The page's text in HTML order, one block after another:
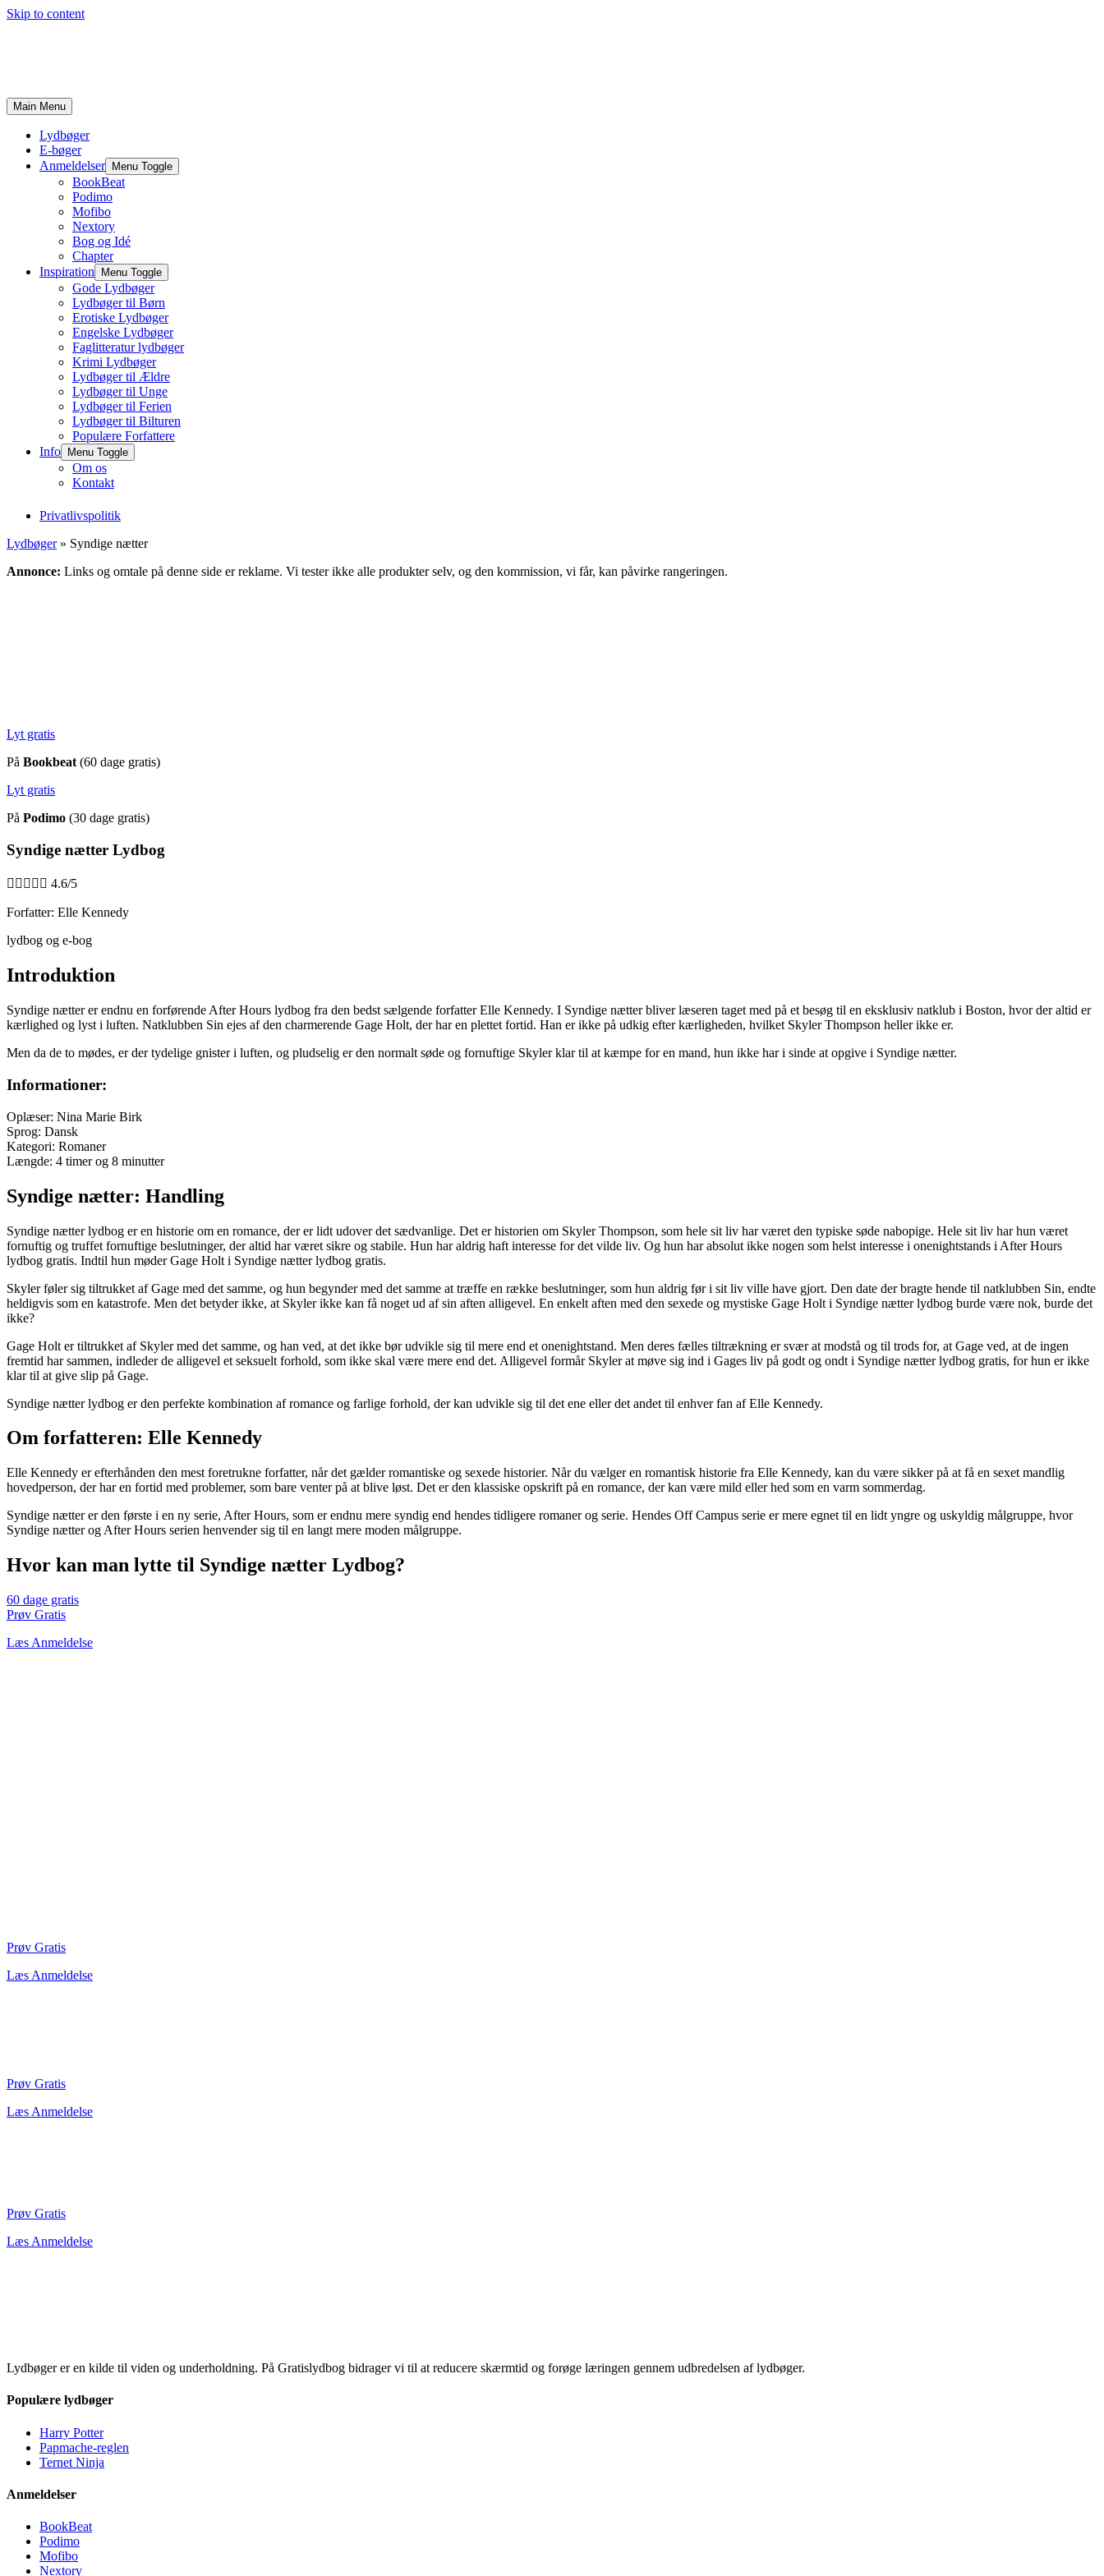
Skip to content
Main Menu
Lydbøger
E-bøger
Anmeldelser
Menu Toggle
BookBeat
Podimo
Mofibo
Nextory
Bog og Idé
Chapter
Inspiration
Menu Toggle
Gode Lydbøger
Lydbøger til Børn
Erotiske Lydbøger
Engelske Lydbøger
Faglitteratur lydbøger
Krimi Lydbøger
Lydbøger til Ældre
Lydbøger til Unge
Lydbøger til Ferien
Lydbøger til Bilturen
Populære Forfattere
Info
Menu Toggle
Om os
Kontakt
Privatlivspolitik
Lydbøger» Syndige nætter
Annonce: Links og omtale på denne side er reklame. Vi tester ikke alle produkter selv, og den kommission, vi får, kan påvirke rangeringen.
Lyt gratis
På Bookbeat (60 dage gratis)
Lyt gratis
På Podimo (30 dage gratis)
Syndige nætter Lydbog
     4.6/5
Forfatter: Elle Kennedy
lydbog og e-bog
Introduktion
Syndige nætter er endnu en forførende After Hours lydbog fra den bedst sælgende forfatter Elle Kennedy. I Syndige nætter bliver læseren taget med på et besøg til en eksklusiv natklub i Boston, hvor der altid er
kærlighed og lyst i luften. Natklubben Sin ejes af den charmerende Gage Holt, der har en plettet fortid. Han er ikke på udkig efter kærligheden, hvilket Skyler Thompson heller ikke er.
Men da de to mødes, er der tydelige gnister i luften, og pludselig er den normalt søde og fornuftige Skyler klar til at kæmpe for en mand, hun ikke har i sinde at opgive i Syndige nætter.
Informationer:
Oplæser: Nina Marie Birk
Sprog: Dansk
Kategori: Romaner
Længde: 4 timer og 8 minutter
Syndige nætter: Handling
Syndige nætter lydbog er en historie om en romance, der er lidt udover det sædvanlige. Det er historien om Skyler Thompson, som hele sit liv har været den typiske søde nabopige. Hele sit liv har hun været
fornuftig og truffet fornuftige beslutninger, der altid har været sikre og stabile. Hun har aldrig haft interesse for det vilde liv. Og hun har absolut ikke nogen som helst interesse i onenightstands i After Hours
lydbog gratis. Indtil hun møder Gage Holt i Syndige nætter lydbog gratis.
Skyler føler sig tiltrukket af Gage med det samme, og hun begynder med det samme at træffe en række beslutninger, som hun aldrig før i sit liv ville have gjort. Den date der bragte hende til natklubben Sin, endte
heldigvis som en katastrofe. Men det betyder ikke, at Skyler ikke kan få noget ud af sin aften alligevel. En enkelt aften med den sexede og mystiske Gage Holt i Syndige nætter lydbog burde være nok, burde det
ikke?
Gage Holt er tiltrukket af Skyler med det samme, og han ved, at det ikke bør udvikle sig til mere end et onenightstand. Men deres fælles tiltrækning er svær at modstå og til trods for, at Gage ved, at de ingen
fremtid har sammen, indleder de alligevel et seksuelt forhold, som ikke skal være mere end det. Alligevel formår Skyler at møve sig ind i Gages liv på godt og ondt i Syndige nætter lydbog gratis, for hun er ikke
klar til at give slip på Gage.
Syndige nætter lydbog er den perfekte kombination af romance og farlige forhold, der kan udvikle sig til det ene eller det andet til enhver fan af Elle Kennedy.
Om forfatteren: Elle Kennedy
Elle Kennedy er efterhånden den mest foretrukne forfatter, når det gælder romantiske og sexede historier. Når du vælger en romantisk historie fra Elle Kennedy, kan du være sikker på at få en sexet mandlig
hovedperson, der har en fortid med problemer, som bare venter på at blive løst. Det er den klassiske opskrift på en romance, der kan være mild eller hed som en varm sommerdag.
Syndige nætter er den første i en ny serie, After Hours, som er endnu mere syndig end hendes tidligere romaner og serie. Hendes Off Campus serie er mere egnet til en lidt yngre og uskyldig målgruppe, hvor
Syndige nætter og After Hours serien henvender sig til en langt mere moden målgruppe.
Hvor kan man lytte til Syndige nætter Lydbog?
60 dage gratis
Prøv Gratis
Læs Anmeldelse
Prøv Gratis
Læs Anmeldelse
Prøv Gratis
Læs Anmeldelse
Prøv Gratis
Læs Anmeldelse
Lydbøger er en kilde til viden og underholdning. På Gratislydbog bidrager vi til at reducere skærmtid og forøge læringen gennem udbredelsen af lydbøger.
Populære lydbøger
Harry Potter
Papmache-reglen
Ternet Ninja
Anmeldelser
BookBeat
Podimo
Mofibo
Nextory